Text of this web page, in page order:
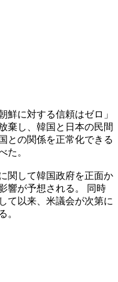
鮮に対する信頼はゼロ」
棄し、韓国と日本の民間
との関係を正常化できる
た。
関して韓国政府を正面か
響が予想される。 同時
て以来、米議会が次第に
。